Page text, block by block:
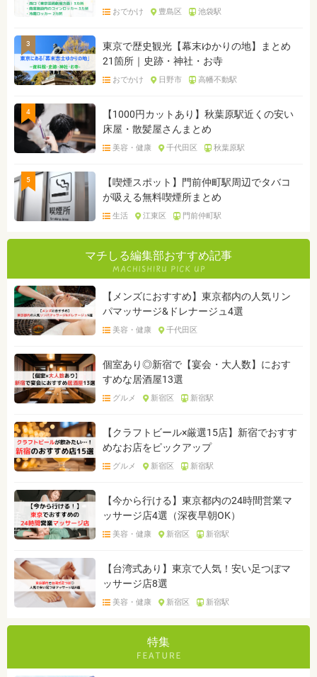
おでかけ 豊島区 池袋駅
3
東京で歴史観光【幕末ゆかりの地】まとめ
21箇所｜史跡・神社・お寺
おでかけ 日野市 高幡不動駅
4
【1000円カットあり】秋葉原駅近くの安い
床屋・散髪屋さんまとめ
美容・健康 千代田区 秋葉原駅
5
【喫煙スポット】門前仲町駅周辺でタバコ
が吸える無料喫煙所まとめ
生活 江東区 門前仲町駅
マチしる編集部おすすめ記事
【メンズにおすすめ】東京都内の人気リン
パマッサージ&ドレナージュ4選
美容・健康 千代田区
個室あり◎新宿で【宴会・大人数】におす
すめな居酒屋13選
グルメ 新宿区 新宿駅
【クラフトビール×厳選15店】新宿でおすす
めなお店をピックアップ
グルメ 新宿区 新宿駅
【今から行ける】東京都内の24時間営業マ
ッサージ店4選（深夜早朝OK）
美容・健康 新宿区 新宿駅
【台湾式あり】東京で人気！安い足つぼマ
ッサージ店8選
美容・健康 新宿区 新宿駅
特集